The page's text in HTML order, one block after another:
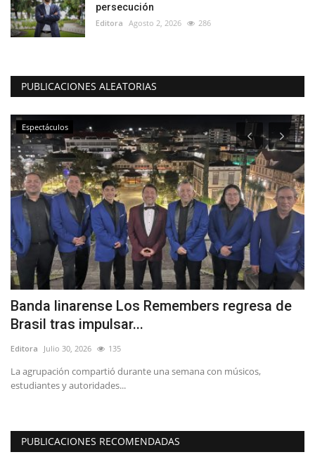
persecución
Editora Agosto 2, 2026 286
PUBLICACIONES ALEATORIAS
Espectáculos
Banda linarense Los Remembers regresa de
Brasil tras impulsar...
Editora Julio 30, 2026 135
La agrupación compartió durante una semana con músicos,
estudiantes y autoridades...
PUBLICACIONES RECOMENDADAS